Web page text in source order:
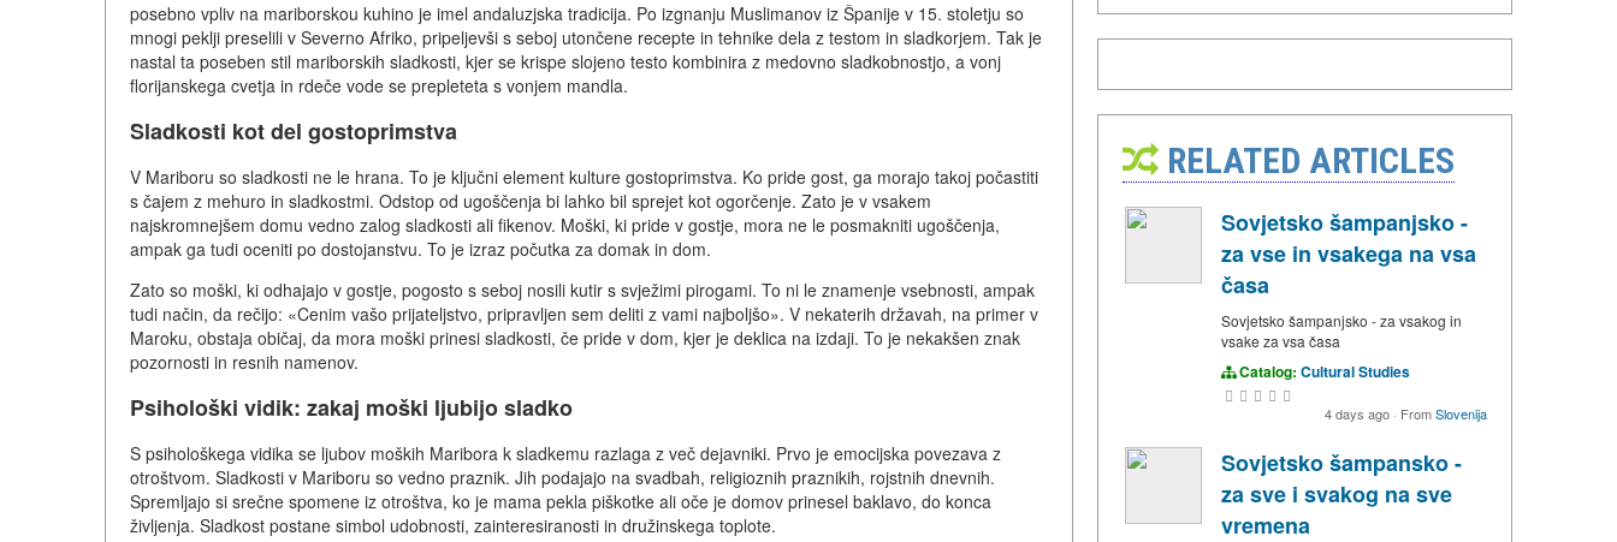
posebno vpliv na mariborskou kuhino je imel andaluzjska tradicija. Po izgnanju Muslimanov iz Španije v 15. stoletju so
mnogi peklji preselili v Severno Afriko, pripeljevši s seboj utončene recepte in tehnike dela z testom in sladkorjem. Tak je
nastal ta poseben stil mariborskih sladkosti, kjer se krispe slojeno testo kombinira z medovno sladkobnostjo, a vonj
florijanskega cvetja in rdeče vode se prepleteta s vonjem mandla.
Sladkosti kot del gostoprimstva
V Mariboru so sladkosti ne le hrana. To je ključni element kulture gostoprimstva. Ko pride gost, ga morajo takoj počastiti
s čajem z mehuro in sladkostmi. Odstop od ugoščenja bi lahko bil sprejet kot ogorčenje. Zato je v vsakem
najskromnejšem domu vedno zalog sladkosti ali fikenov. Moški, ki pride v gostje, mora ne le posmakniti ugoščenja,
ampak ga tudi oceniti po dostojanstvu. To je izraz počutka za domak in dom.
Zato so moški, ki odhajajo v gostje, pogosto s seboj nosili kutir s svježimi pirogami. To ni le znamenje vsebnosti, ampak
tudi način, da rečijo: «Cenim vašo prijateljstvo, pripravljen sem deliti z vami najboljšo». V nekaterih državah, na primer v
Maroku, obstaja običaj, da mora moški prinesi sladkosti, če pride v dom, kjer je deklica na izdaji. To je nekakšen znak
pozornosti in resnih namenov.
Psihološki vidik: zakaj moški ljubijo sladko
S psihološkega vidika se ljubov moških Maribora k sladkemu razlaga z več dejavniki. Prvo je emocijska povezava z
otroštvom. Sladkosti v Mariboru so vedno praznik. Jih podajajo na svadbah, religioznih praznikih, rojstnih dnevnih.
Spremljajo si srečne spomene iz otroštva, ko je mama pekla piškotke ali oče je domov prinesel baklavo, do konca
življenja. Sladkost postane simbol udobnosti, zainteresiranosti in družinskega toplote.
RELATED ARTICLES
Sovjetsko šampanjsko -
za vse in vsakega na vsa
časa
Sovjetsko šampanjsko - za vsakog in
vsake za vsa časa
Catalog: Cultural Studies
4 days ago · FromSlovenija
Sovjetsko šampansko -
za sve i svakog na sve
vremena